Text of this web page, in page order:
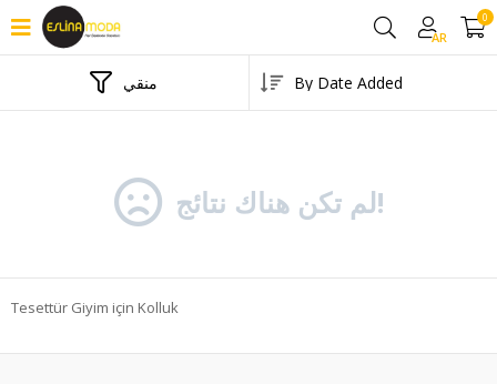
AR
0
منقي
لم تكن هناك نتائج!
Tesettür Giyim için Kolluk